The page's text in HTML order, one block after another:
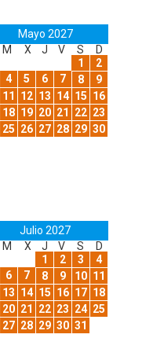
Mayo 2027
M X J V S
D
1
2
4 5 6 7 8
9
11 12 13 14 15 16
18 19 20 21 22 23
25 26 27 28 29 30
Julio 2027
M X J V S
D
1
2 3
4
6 7 8 9 10 11
13 14 15 16 17 18
20 21 22 23 24 25
27 28 29 30 31